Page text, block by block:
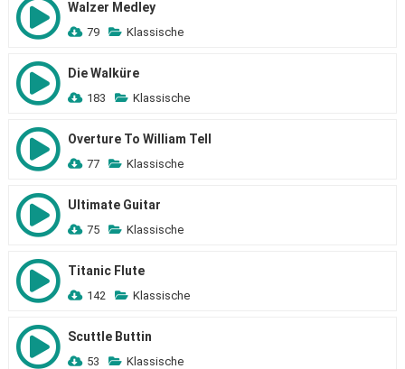
Walzer Medley
79 Klassische
Die Walküre
183 Klassische
Overture To William Tell
77 Klassische
Ultimate Guitar
75 Klassische
Titanic Flute
142 Klassische
Scuttle Buttin
53 Klassische